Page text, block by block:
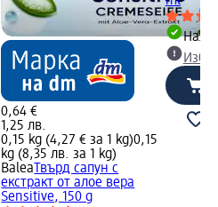
0,64 €
1,25 лв.
0,15 kg (4,27 € за 1 kg)0,15
kg (8,35 лв. за 1 kg)
Balea Твърд сапун с
екстракт от алое вера
Sensitive, 150 g